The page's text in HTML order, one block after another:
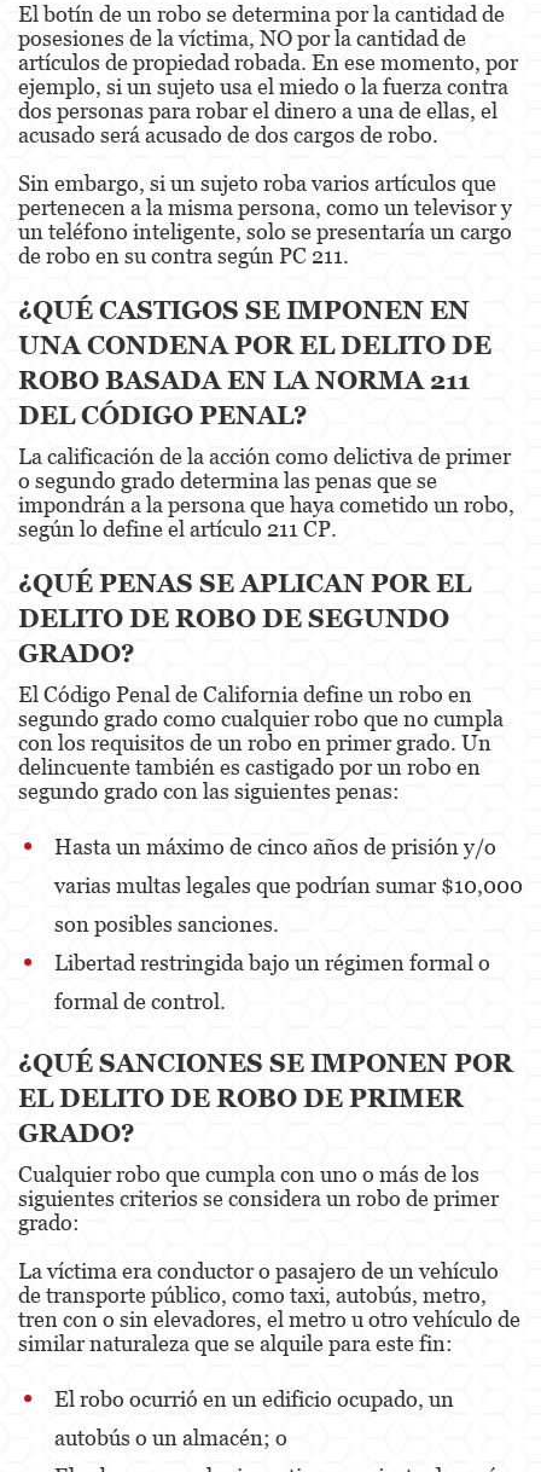
DUI
2nd Offense DUI
4th Offense DUI
Driving Under The Influence Of A Drug
Dry Reckless
DUI Causing Injury
DUI With A Passenger Under 14
DUI Laws In The State Of California
Underage DUI
Expungements
Fraud Crimes
Auto Insurance Fraud
Check Fraud
Health Care Fraud
Unauthorized Practice Of Medicine
Gun Offenses
Other
Sex Crimes
Child Pornography
Forcible Sexual Penetration
El botín de un robo se determina por la cantidad de
posesiones de la víctima, NO por la cantidad de
artículos de propiedad robada. En ese momento, por
ejemplo, si un sujeto usa el miedo o la fuerza contra
dos personas para robar el dinero a una de ellas, el
acusado será acusado de dos cargos de robo.
Sin embargo, si un sujeto roba varios artículos que
pertenecen a la misma persona, como un televisor y
un teléfono inteligente, solo se presentaría un cargo
de robo en su contra según PC 211.
¿QUÉ CASTIGOS SE IMPONEN EN
UNA CONDENA POR EL DELITO DE
ROBO BASADA EN LA NORMA 211
DEL CÓDIGO PENAL?
La calificación de la acción como delictiva de primer
o segundo grado determina las penas que se
impondrán a la persona que haya cometido un robo,
según lo define el artículo 211 CP.
¿QUÉ PENAS SE APLICAN POR EL
DELITO DE ROBO DE SEGUNDO
GRADO?
El Código Penal de California define un robo en
segundo grado como cualquier robo que no cumpla
con los requisitos de un robo en primer grado. Un
delincuente también es castigado por un robo en
segundo grado con las siguientes penas:
Hasta un máximo de cinco años de prisión y/o
varias multas legales que podrían sumar $10,000
son posibles sanciones.
Libertad restringida bajo un régimen formal o
formal de control.
¿QUÉ SANCIONES SE IMPONEN POR
EL DELITO DE ROBO DE PRIMER
GRADO?
Cualquier robo que cumpla con uno o más de los
siguientes criterios se considera un robo de primer
grado:
La víctima era conductor o pasajero de un vehículo
de transporte público, como taxi, autobús, metro,
tren con o sin elevadores, el metro u otro vehículo de
similar naturaleza que se alquile para este fin:
El robo ocurrió en un edificio ocupado, un
autobús o un almacén; o